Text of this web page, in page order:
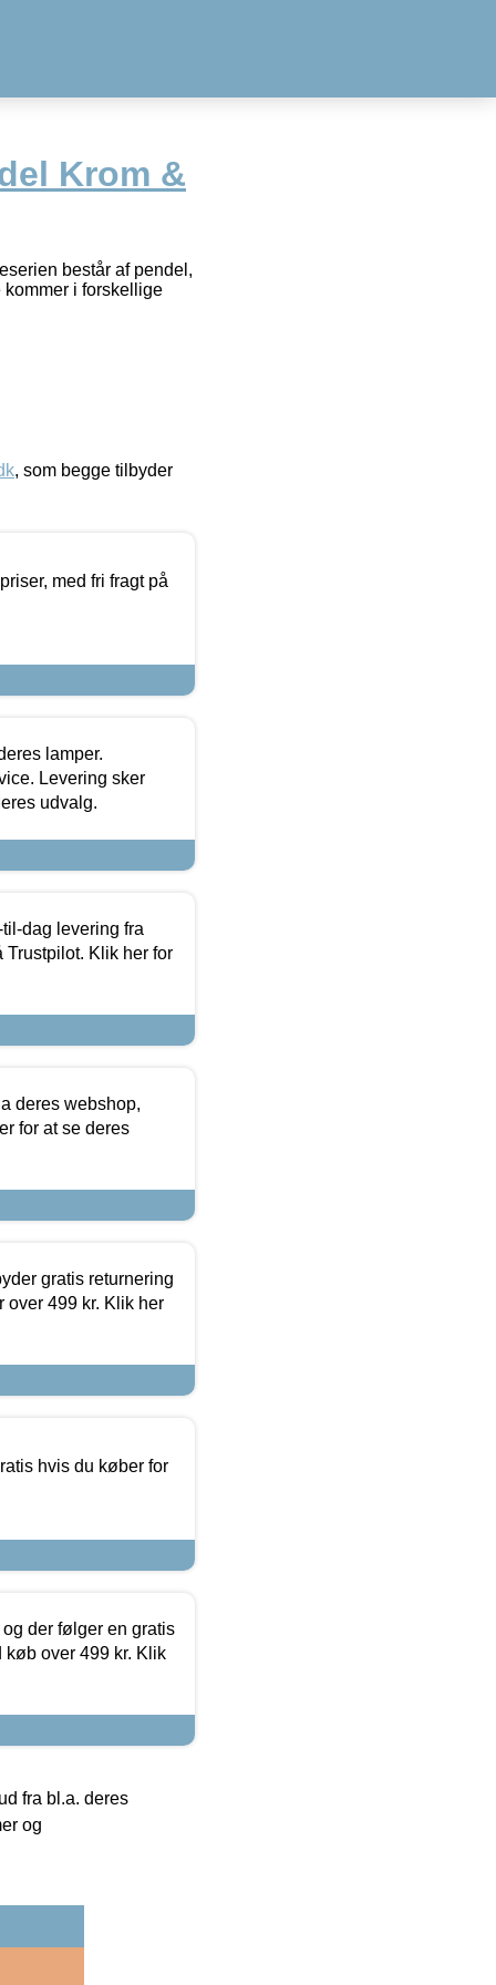
Krom &
består af pendel,
i forskellige
, som begge tilbyder
med fri fragt på
lamper.
Levering sker
udvalg.
dag levering fra
Trustpilot. Klik her for
deres webshop,
for at se deres
gratis returnering
over 499 kr. Klik her
hvis du køber for
der følger en gratis
køb over 499 kr. Klik
fra bl.a. deres
og